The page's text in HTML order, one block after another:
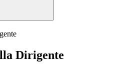
Dirigente